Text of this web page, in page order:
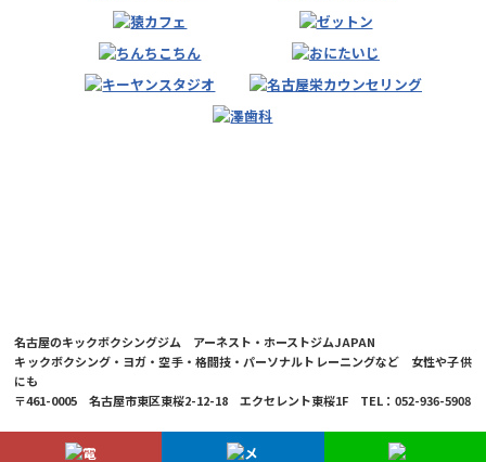
名古屋のキックボクシングジム アーネスト・ホーストジムJAPAN
キックボクシング・ヨガ・空手・格闘技・パーソナルトレーニングなど 女性や子供
にも
〒461-0005 名古屋市東区東桜2-12-18 エクセレント東桜1F TEL：052-936-5908
© 2026 Ernesto Hoost Gym Japan Co.,LTD.